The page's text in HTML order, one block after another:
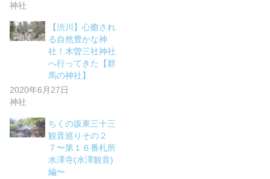
神社
【渋川】心癒され
る自然豊かな神
社！木曽三社神社
へ行ってきた【群
馬の神社】
2020年6月27日
神社
ちくの坂東三十三
観音巡りその２
７〜第１６番札所
水澤寺(水澤観音)
編〜